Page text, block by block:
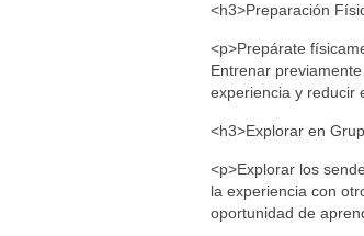
<h3>Preparación
<p>Prepárate
Entrenar
experiencia y reducir
<h3>Explorar en
<p>Explorar los
la experiencia con
oportunidad de